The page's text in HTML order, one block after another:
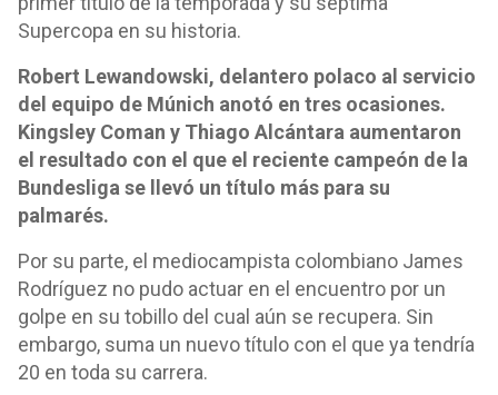
Supercopa en su historia.
Robert Lewandowski, delantero polaco al servicio
del equipo de Múnich anotó en tres ocasiones.
Kingsley Coman y Thiago Alcántara aumentaron
el resultado con el que el reciente campeón de la
Bundesliga se llevó un título más para su
palmarés.
Por su parte, el mediocampista colombiano James
Rodríguez no pudo actuar en el encuentro por un
golpe en su tobillo del cual aún se recupera. Sin
embargo, suma un nuevo título con el que ya tendría
20 en toda su carrera.